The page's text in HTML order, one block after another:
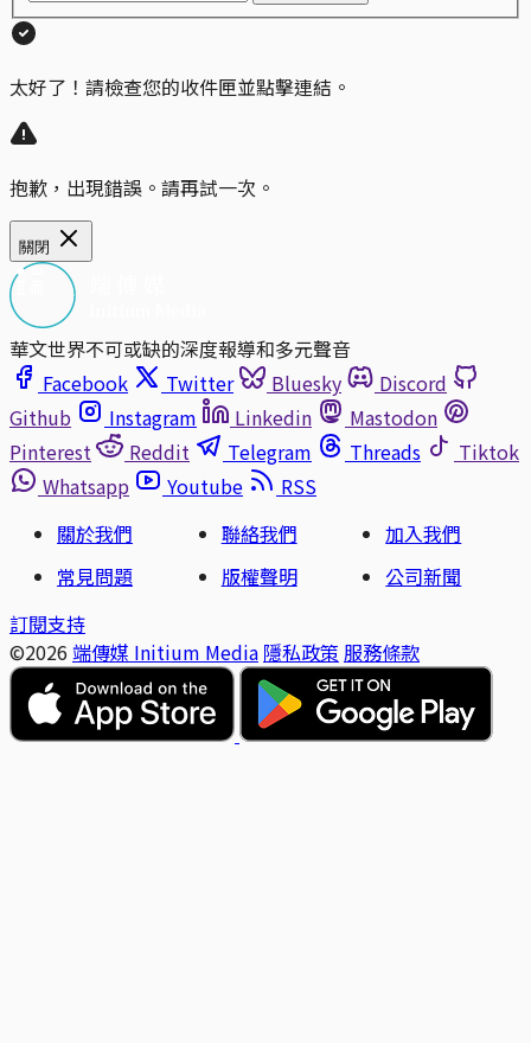
太好了！請檢查您的收件匣並點擊連結。
抱歉，出現錯誤。請再試一次。
關閉
華文世界不可或缺的深度報導和多元聲音
Facebook
Twitter Bluesky
Discord
Github
Instagram Linkedin
Mastodon
Pinterest
Reddit Telegram Threads
Tiktok
Whatsapp
Youtube
RSS
關於我們
聯絡我們
加入我們
常見問題
版權聲明
公司新聞
訂閱支持
©2026 端傳媒 Initium Media 隱私政策 服務條款